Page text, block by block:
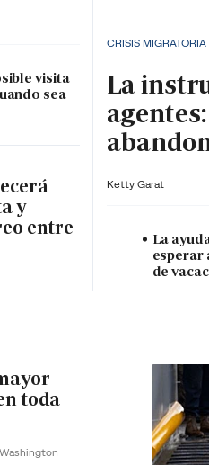
visita
sea
y
entre
CRISIS MIGRATORIA
La
Ketty Garat
La
esperar
de
toda